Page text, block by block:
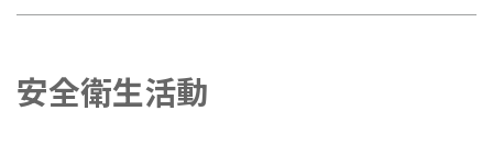
安全衛生活動